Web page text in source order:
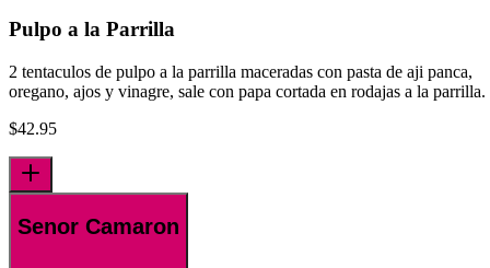
Pulpo a la Parrilla
2 tentaculos de pulpo a la parrilla maceradas con pasta de aji panca,
oregano, ajos y vinagre, sale con papa cortada en rodajas a la parrilla.
$42.95
Senor Camaron